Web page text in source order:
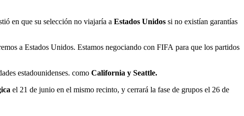
en que su selección no viajaría a Estados Unidos si no existían garantías
a Estados Unidos. Estamos negociando con FIFA para que los partidos
estadounidenses. como California y Seattle.
el 21 de junio en el mismo recinto, y cerrará la fase de grupos el 26 de